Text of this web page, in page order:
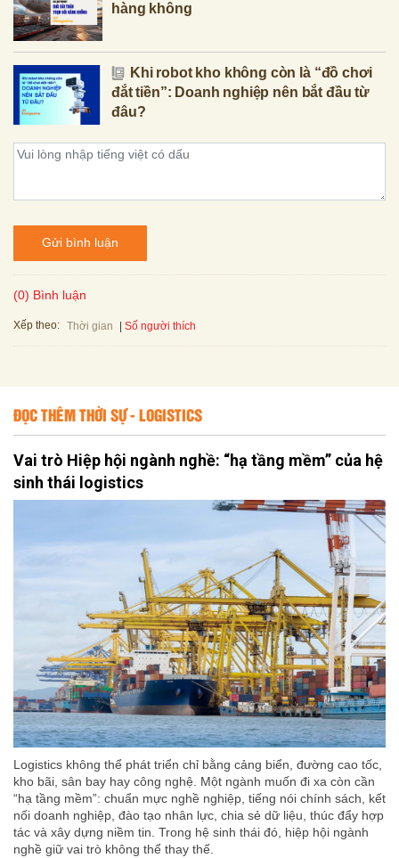
hàng không
Khi robot kho không còn là “đồ chơi
đắt tiền”: Doanh nghiệp nên bắt đầu từ
đâu?
Gửi bình luận
(0) Bình luận
Xếp theo: Thời gian Số người thích
ĐỌC THÊM THỜI SỰ - LOGISTICS
Vai trò Hiệp hội ngành nghề: “hạ tầng mềm” của hệ
sinh thái logistics
Logistics không thể phát triển chỉ bằng cảng biển, đường cao tốc,
kho bãi, sân bay hay công nghệ. Một ngành muốn đi xa còn cần
“hạ tầng mềm”: chuẩn mực nghề nghiệp, tiếng nói chính sách, kết
nối doanh nghiệp, đào tạo nhân lực, chia sẻ dữ liệu, thúc đẩy hợp
tác và xây dựng niềm tin. Trong hệ sinh thái đó, hiệp hội ngành
nghề giữ vai trò không thể thay thế.